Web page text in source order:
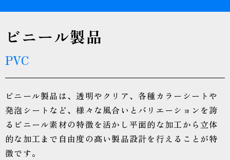
ビニール製品
PVC
ビニール製品は、透明やクリア、各種カラーシートや
発泡シートなど、様々な風合いとバリエーションを誇
るビニール素材の特徴を活かし平面的な加工から立体
的な加工まで自由度の高い製品設計を行えることが特
徴です。